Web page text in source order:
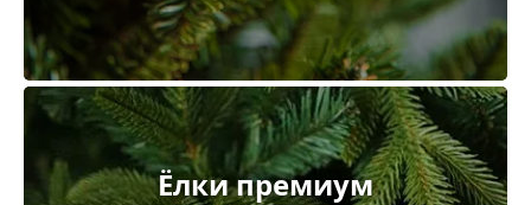
Ёлки премиум